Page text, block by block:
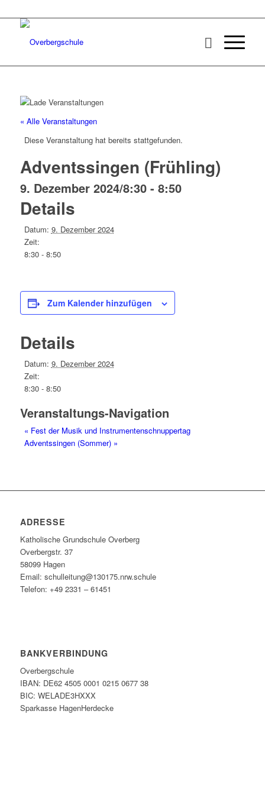
« Alle Veranstaltungen
Diese Veranstaltung hat bereits stattgefunden.
Adventssingen (Frühling)
9. Dezember 2024/8:30- 8:50
Details
Datum: 9. Dezember 2024
Zeit:
8:30 - 8:50
Zum Kalender hinzufügen
Details
Datum: 9. Dezember 2024
Zeit:
8:30 - 8:50
Veranstaltungs-Navigation
« Fest der Musik und Instrumentenschnuppertag
Adventssingen (Sommer) »
ADRESSE
Katholische Grundschule Overberg
Overbergstr. 37
58099 Hagen
Email: schulleitung@130175.nrw.schule
Telefon: +49 2331 – 61451
BANKVERBINDUNG
Overbergschule
IBAN: DE62 4505 0001 0215 0677 38
BIC: WELADE3HXXX
Sparkasse HagenHerdecke